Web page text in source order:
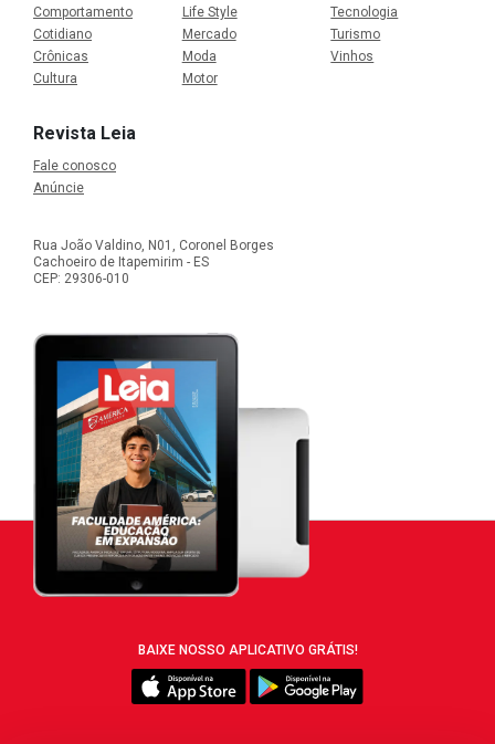
Comportamento
Cotidiano
Crônicas
Cultura
Life Style
Mercado
Moda
Motor
Tecnologia
Turismo
Vinhos
Revista Leia
Fale conosco
Anúncie
Rua João Valdino, N01, Coronel Borges
Cachoeiro de Itapemirim - ES
CEP: 29306-010
BAIXE NOSSO APLICATIVO GRÁTIS!